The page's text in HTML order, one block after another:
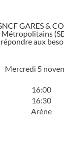
GARES &
Métropolitains
aux
Mercredi 5
16:00
16:30
Arène